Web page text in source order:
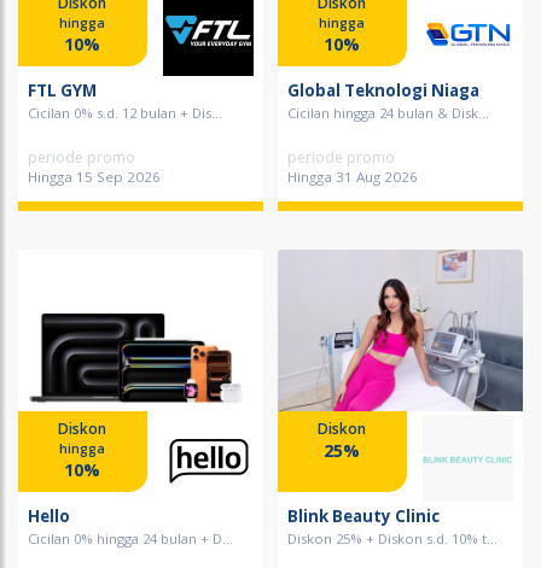
hingga
10%
FTL GYM
Cicilan 0% s.d. 12 bulan + Dis...
periode promo
Hingga 15 Sep 2026
hingga
10%
Global Teknologi Niaga
Cicilan hingga 24 bulan & Disk...
periode promo
Hingga 31 Aug 2026
Diskon
hingga
10%
Hello
Cicilan 0% hingga 24 bulan + D...
Diskon
25%
Blink Beauty Clinic
Diskon 25% + Diskon s.d. 10% t...